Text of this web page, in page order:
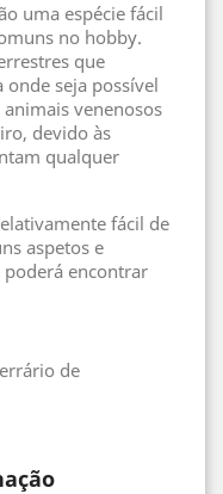
uma espécie fácil
no hobby.
que
onde seja possível
venenosos
devido às
qualquer
fácil de
aspetos e
poderá encontrar
de